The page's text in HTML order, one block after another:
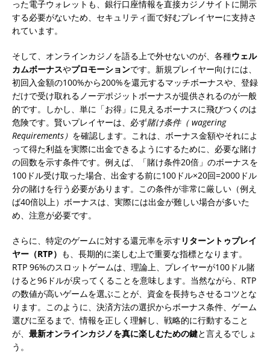
った電子ウォレットも、銀行口座情報を直接カジノサイトに開示
する必要がないため、セキュリティ面で好むプレイヤーに支持さ
れています。
そして、オンラインカジノを語る上で外せないのが、各種ウェル
カムボーナスやプロモーションです。新規プレイヤー向けには、
初回入金額の100%から200%を還元するマッチボーナスや、登録
だけで受け取れるノーデポジットボーナスが提供されるのが一般
的です。しかし、単に「お得」に見えるボーナスに飛びつくのは
危険です。賢いプレイヤーは、必ず賭け条件（ wagering
Requirements） を確認します。これは、ボーナス金額やそれによ
って得た利益を実際に出金できるようにするために、必要な賭け
の回数を示す条件です。例えば、「賭け条件20倍」のボーナスを
100ドル受け取った場合、出金する前に100ドル×20回=2000ドル
分の賭けを行う必要があります。この条件が非常に厳しい（例え
ば40倍以上）ボーナスは、実際には出金が難しい場合が多いた
め、注意が必要です。
さらに、特定のゲームに対する還元率を示す リターントゥプレイ
ヤー（RTP） も、長期的に楽しむ上で重要な指標となります。
RTP 96%のスロットゲームは、理論上、プレイヤーが100ドル賭
けると96ドルが戻ってくることを意味します。当然ながら、RTP
の数値が高いゲームを選ぶことが、資金を長持ちさせるコツとな
ります。このように、決済方法の選択からボーナス条件、ゲーム
選びに至るまで、情報を正しく理解し、戦略的に行動すること
が、 最新オンラインカジノを真に楽しむための鍵と言えるでしょ
う。